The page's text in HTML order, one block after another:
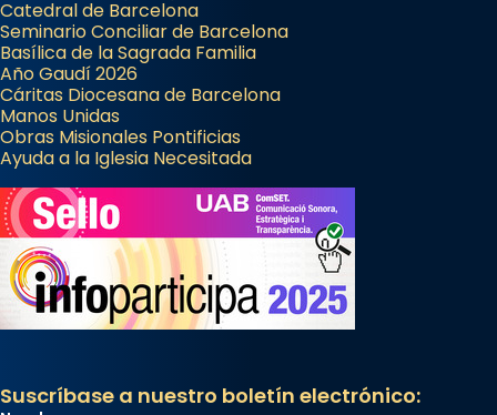
Catedral de Barcelona
Seminario Conciliar de Barcelona
Basílica de la Sagrada Familia
Año Gaudí 2026
Cáritas Diocesana de Barcelona
Manos Unidas
Obras Misionales Pontificias
Ayuda a la Iglesia Necesitada
Suscríbase a nuestro boletín electrónico: